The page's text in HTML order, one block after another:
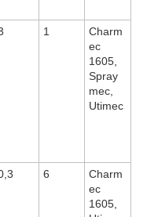
1
Charm
ec
1605,
Spray
mec,
Utimec
6
Charm
ec
1605,